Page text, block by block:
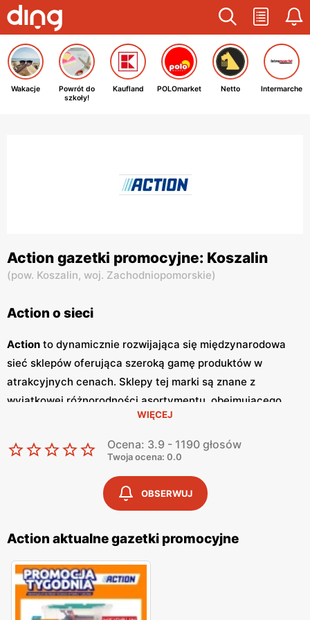
Wakacje
Powrót do
szkoły!
Kaufland POLOmarket Netto Intermarche
Action gazetki promocyjne: Koszalin
(pow. Koszalin, woj. Zachodniopomorskie)
Action o sieci
Action to dynamicznie rozwijająca się międzynarodowa
sieć sklepów oferująca szeroką gamę produktów w
atrakcyjnych cenach. Sklepy tej marki są znane z
wyjątkowej różnorodności asortymentu, obejmującego
produkty z kategorii takich jak dekoracje, artykuły
gospodarstwa domowego, kosmetyki, artykuły
papiernicze, zabawki, narzędzia, a także żywność i napoje.
to miejsce, gdzie można znaleźć produkty zarówno
codziennego użytku, jak i unikalne przedmioty, które
zaskoczą każdego klienta. Jednym z głównych atutów
Action
są regularnie wydawane gazetki promocyjne
promocje
i wyjątkowe oferty. Dzięki
nim klienci mogą na bieżąco śledzić najnowsze obniżki cen
i specjalne okazje, co czyni zakupy jeszcze bardziej
atrakcyjnymi.Gazetki
WIĘCEJ
Ocena: 3.9 - 1190 głosów
Twoja ocena: 0.0
OBSERWUJ
Action aktualne gazetki promocyjne